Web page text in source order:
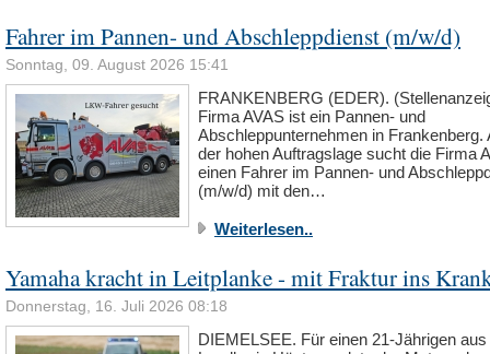
Fahrer im Pannen- und Abschleppdienst (m/w/d)
Sonntag, 09. August 2026 15:41
FRANKENBERG (EDER).
Firma AVAS ist ein Pannen- und
Abschleppunternehmen in Frankenberg.
der hohen Auftragslage sucht die Firma
einen Fahrer im Pannen- und
(m/w/d) mit den…
Weiterlesen..
Yamaha kracht in Leitplanke - mit Fraktur ins
Donnerstag, 16. Juli 2026 08:18
DIEMELSEE. Für einen 21-Jährigen